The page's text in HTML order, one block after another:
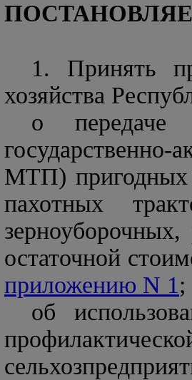
1. Принять
хозяйства
о передаче
МТП) пригодных
пахотных
остаточной
приложению N 1;
об